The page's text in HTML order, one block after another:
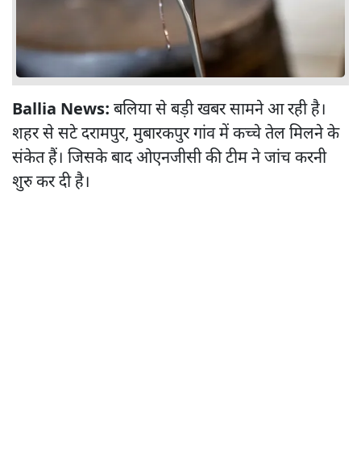
Ballia News: बलिया से बड़ी खबर सामने आ रही है।
शहर से सटे दरामपुर, मुबारकपुर गांव में कच्चे तेल मिलने के
संकेत हैं। जिसके बाद ओएनजीसी की टीम ने जांच करनी
शुरु कर दी है।